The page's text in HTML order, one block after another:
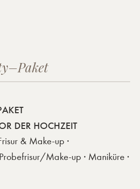
DER HOCHZEIT
& Make-up ·
Make-up · Maniküre ·